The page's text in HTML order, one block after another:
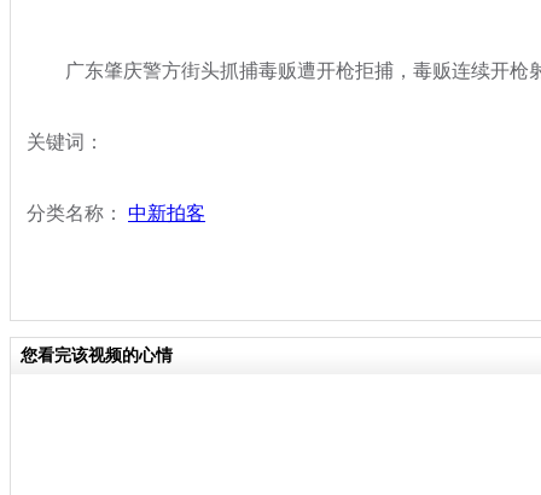
广东肇庆警方街头抓捕毒贩遭开枪拒捕，毒贩连续开枪
关键词：
分类名称： 中新拍客
您看完该视频的心情